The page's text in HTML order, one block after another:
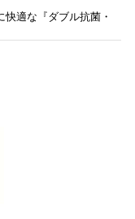
快適な『ダブル抗菌・洗